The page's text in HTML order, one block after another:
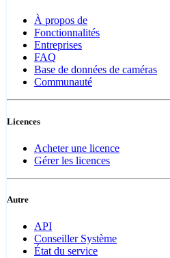
À propos de
Fonctionnalités
Entreprises
FAQ
Base de données de caméras
Communauté
Licences
Acheter une licence
Gérer les licences
Autre
API
Conseiller Système
État du service